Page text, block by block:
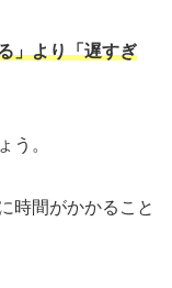
」より「遅すぎ
う。
時間がかかること